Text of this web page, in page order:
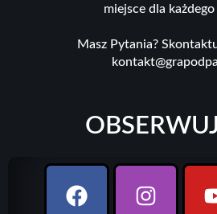
miejsce dla każdego
Masz Pytania?